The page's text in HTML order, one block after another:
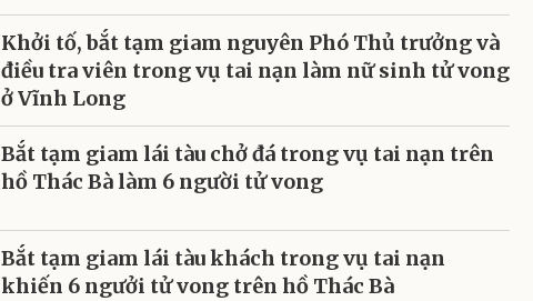
Khởi tố, bắt tạm giam nguyên Phó Thủ trưởng và
điều tra viên trong vụ tai nạn làm nữ sinh tử vong
ở Vĩnh Long
Bắt tạm giam lái tàu chở đá trong vụ tai nạn trên
hồ Thác Bà làm 6 người tử vong
Bắt tạm giam lái tàu khách trong vụ tai nạn
khiến 6 ngưởi tử vong trên hồ Thác Bà